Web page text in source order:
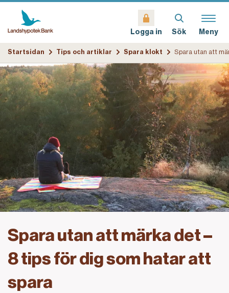
Logga in Sök Meny
Startsidan Tips och artiklar Spara klokt
Spara utan att märka det –
8 tips för dig som hatar att
spara